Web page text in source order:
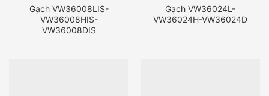
Gạch VW36008LIS-
VW36008HIS-
VW36008DIS
Gạch VW36024L-
VW36024H-VW36024D